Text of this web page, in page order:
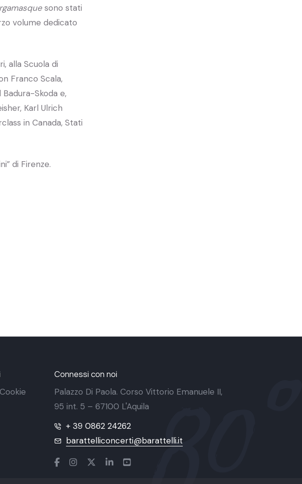
sono stati
volume dedicato
alla Scuola di
Franco Scala,
Skoda e,
Karl Ulrich
in Canada, Stati
di Firenze.
Connessi con noi
Palazzo Di Paola. Corso Vittorio Emanuele II,
95 int. 5 – 67100 L'Aquila
+ 39 0862 24262
barattelliconcerti@barattelli.it